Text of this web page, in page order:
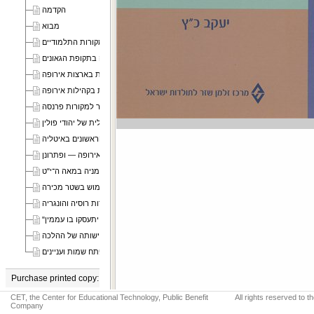
הקדמה
מבוא
פרק א המקורות התלמודיים
פרק ב הלכה ומעשה בתקופת הגאונים
פרק ג הפלגה בים ובנהרות בארצות אירופה
פרק ד צורכי משק־בית בקהילות אירופה
פרק ה בעיות בקשר למקורות פרנסה
פרק ו שלהי ימי־הביניים — המעורבות הכלכלית של יהודי פולין
פרק ז קשיי התיעוש הראשונים באיטליה
פרק ח בעיות בשל תעסוקות חדשות במרכז אירופה — ופתרונן
פרק ט שומרי שבת כמיעוט ביהדות גרמניה במאה ה־י"ט
פרק י גליציה תחת השלטון האוסטרי — השימוש בשטר מכירה
פרק יא שני קצות ההתפתחות ביהדות רוסיה והונגריה
פרק יב (מעין נספח) "מת ביום טוב ראשון יתעסקו בו עממין"
פרק יג סיכום — גבולות גמישותה של ההלכה
מפתח שמות ועניינים
Purchase printed copy:
מרכז זלמן שזר לחקר תולדות העם היהודי
CET, the Center for Educational Technology, Public Benefit
Company
All rights reserved to